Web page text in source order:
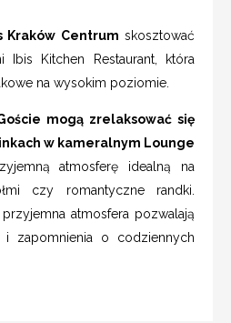
Kraków Centrum skosztować
Ibis Kitchen Restaurant, która
na wysokim poziomie.
mogą zrelaksować się
w kameralnym Lounge
atmosferę idealną na
czy romantyczne randki.
atmosfera pozwalają
i zapomnienia o codziennych